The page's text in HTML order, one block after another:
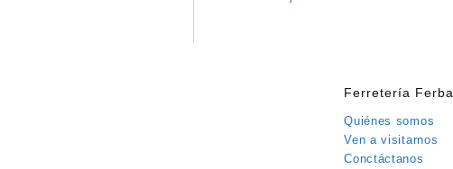
Ferretería Ferba
Quiénes somos
Ven a visitarnos
Conctáctanos